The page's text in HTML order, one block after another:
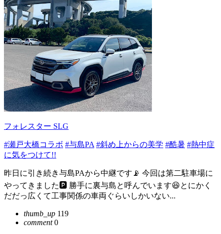
フォレスター SLG
#瀬戸大橋コラボ #与島PA #斜め上からの美学 #酷暑 #熱中症
に気をつけて!!
昨日に引き続き与島PAから中継です📡 今回は第二駐車場に
やってきました🅿️ 勝手に裏与島と呼んでいます😆とにかく
だだっ広くて工事関係の車両ぐらいしかいない...
thumb_up 119
comment0